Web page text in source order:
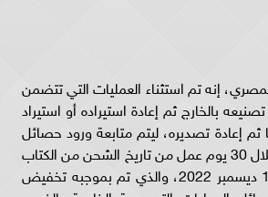
إنه تم استثناء العمليات التي تتضمن
بالخارج ثم إعادة استيراده أو استيراد
إعادة تصديره، ليتم متابعة ورود حصائل
التصدير الخاصة بها خلال 30 يوم عمل من تاريخ الشحن من الكتاب
الدوري المؤرخ في 18 ديسمبر 2022، والذي تم بموجبه تخفيض